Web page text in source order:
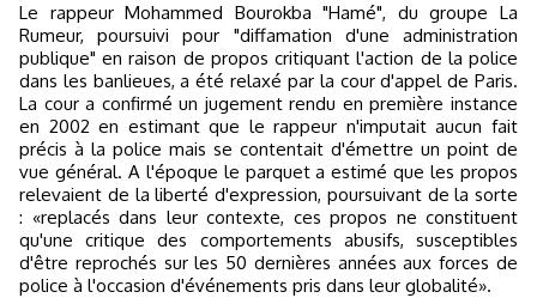
Le rappeur Mohammed Bourokba "Hamé", du groupe La
Rumeur, poursuivi pour "diffamation d'une administration
publique" en raison de propos critiquant l'action de la police
dans les banlieues, a été relaxé par la cour d'appel de Paris.
La cour a confirmé un jugement rendu en première instance
en 2002 en estimant que le rappeur n'imputait aucun fait
précis à la police mais se contentait d'émettre un point de
vue général. A l'époque le parquet a estimé que les propos
relevaient de la liberté d'expression, poursuivant de la sorte
: «replacés dans leur contexte, ces propos ne constituent
qu'une critique des comportements abusifs, susceptibles
d'être reprochés sur les 50 dernières années aux forces de
police à l'occasion d'événements pris dans leur globalité».